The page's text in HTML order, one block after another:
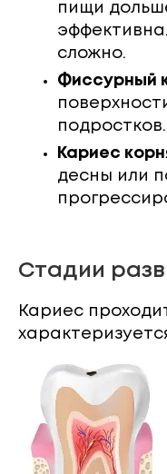
пищи
сложно.
Фиссурный
подростков.
Кариес
десны или
Стадии
Кариес